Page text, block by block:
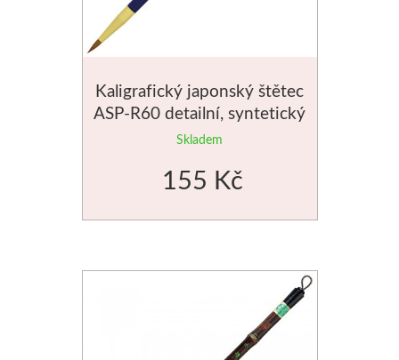
Kaligrafický japonský štětec
ASP-R60 detailní, syntetický
Skladem
155 Kč